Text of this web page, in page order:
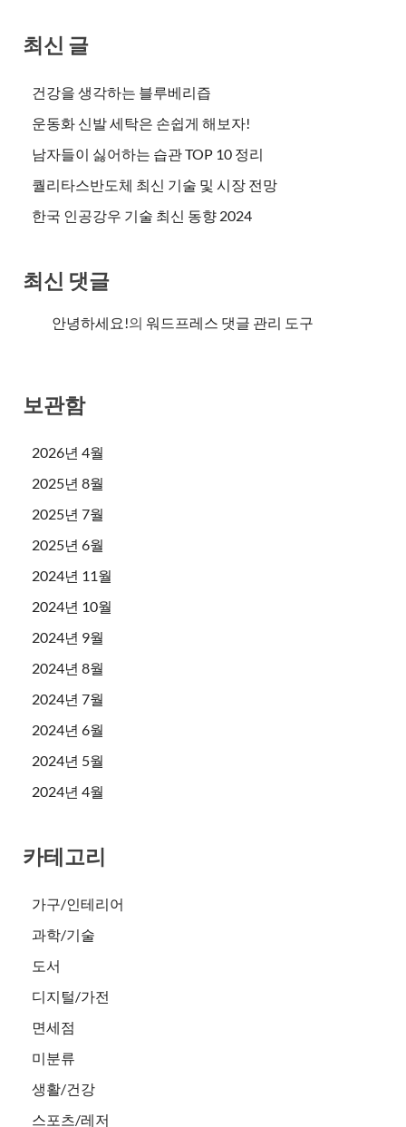
최신 글
건강을 생각하는 블루베리즙
운동화 신발 세탁은 손쉽게 해보자!
남자들이 싫어하는 습관 TOP 10 정리
퀄리타스반도체 최신 기술 및 시장 전망
한국 인공강우 기술 최신 동향 2024
최신 댓글
안녕하세요!의 워드프레스 댓글 관리 도구
보관함
2026년 4월
2025년 8월
2025년 7월
2025년 6월
2024년 11월
2024년 10월
2024년 9월
2024년 8월
2024년 7월
2024년 6월
2024년 5월
2024년 4월
카테고리
가구/인테리어
과학/기술
도서
디지털/가전
면세점
미분류
생활/건강
스포츠/레저